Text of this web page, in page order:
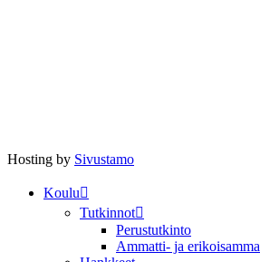
Hosting by Sivustamo
Koulu
Tutkinnot
Perustutkinto
Ammatti- ja